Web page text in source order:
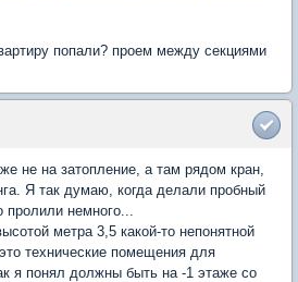
попали? проем между секциями
не на затопление, а там рядом кран,
Я так думаю, когда делали пробный
пролили немного...
метра 3,5 какой-то непонятной
технические помещения для
я понял должны быть на -1 этаже со